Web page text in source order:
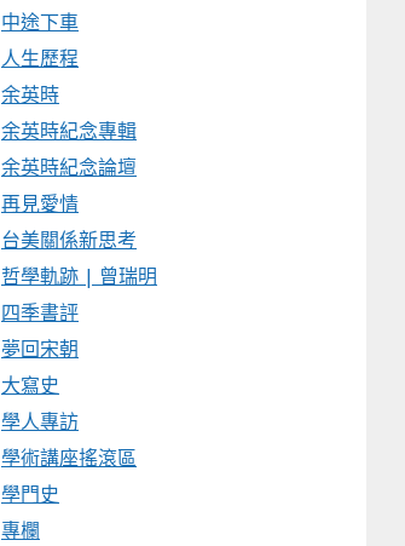
中途下車
人生歷程
余英時
余英時紀念專輯
余英時紀念論壇
再見愛情
台美關係新思考
哲學軌跡 | 曾瑞明
四季書評
夢回宋朝
大寫史
學人專訪
學術講座搖滾區
學門史
專欄